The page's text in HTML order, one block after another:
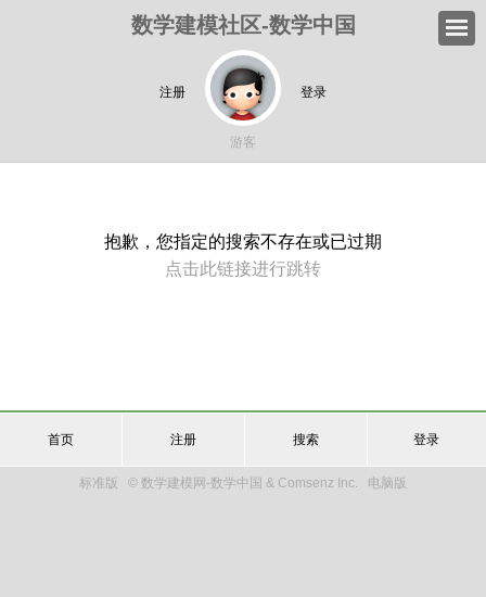
数学建模社区-数学中国
注册 登录
游客
抱歉，您指定的搜索不存在或已过期
点击此链接进行跳转
首页 注册 搜索 登录
标准版 © 数学建模网-数学中国 & Comsenz Inc. 电脑版